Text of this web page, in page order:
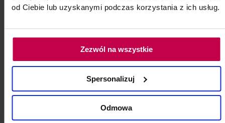
od Ciebie lub uzyskanymi podczas korzystania z ich usług.
Zezwól na wszystkie
Spersonalizuj
Odmowa
Bioevolution Qline PRO Nude 01
ml (jasna chłodna baza do tworzenia
kolorów nude)
Kod: 6247